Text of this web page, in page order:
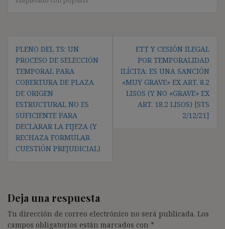
de
entradas
PLENO DEL TS: UN
PROCESO DE SELECCIÓN
TEMPORAL PARA
COBERTURA DE PLAZA
DE ORIGEN
ESTRUCTURAL NO ES
SUFICIENTE PARA
DECLARAR LA FIJEZA (Y
RECHAZA FORMULAR
CUESTIÓN PREJUDICIAL)
ETT Y CESIÓN ILEGAL
POR TEMPORALIDAD
ILÍCITA: ES UNA SANCIÓN
«MUY GRAVE» EX ART. 8.2
LISOS (Y NO «GRAVE» EX
ART. 18.2 LISOS) [STS
2/12/21]
Deja una respuesta
Tu dirección de correo electrónico no será publicada. Los
campos obligatorios están marcados con *